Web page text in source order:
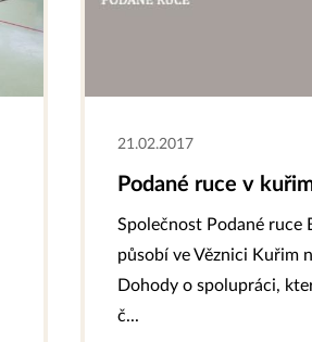
21.02.2017
Podané ruce v
Společnost Podané ruce
působí ve Věznici Kuřim
Dohody o spolupráci,
č...